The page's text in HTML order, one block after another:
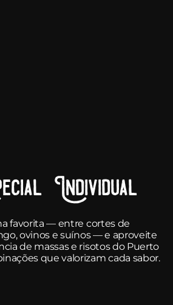
Individual
favorita — entre cortes de
ovinos e suínos — e aproveite
de massas e risotos do Puerto
que valorizam cada sabor.